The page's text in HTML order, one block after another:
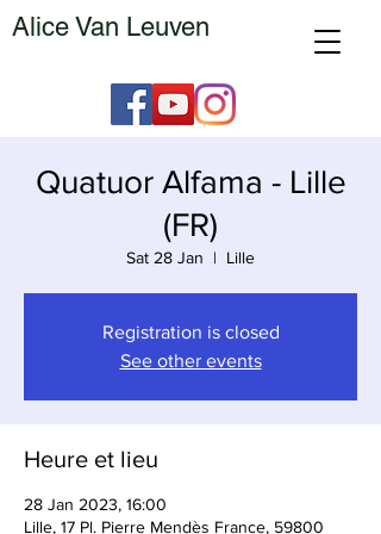
Alice Van Leuven
Quatuor Alfama - Lille
(FR)
Sat 28 Jan
  |
Lille
Registration is closed
See other events
Heure et lieu
28 Jan 2023, 16:00
Lille, 17 Pl. Pierre Mendès France, 59800